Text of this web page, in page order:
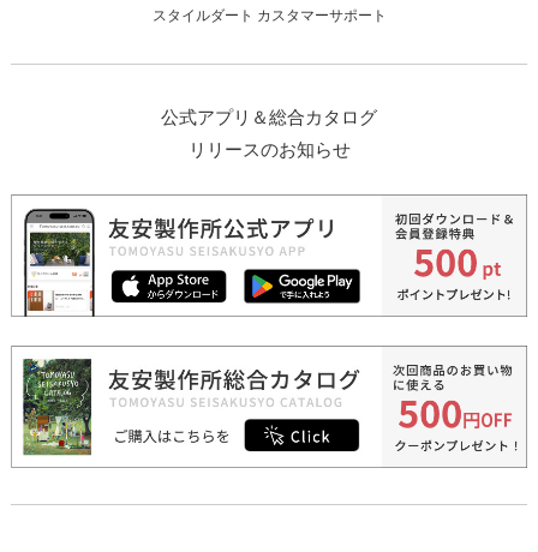
スタイルダート カスタマーサポート
公式アプリ＆総合カタログ
リリースのお知らせ